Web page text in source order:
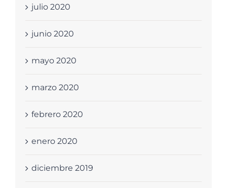
julio 2020
junio 2020
mayo 2020
marzo 2020
febrero 2020
enero 2020
diciembre 2019